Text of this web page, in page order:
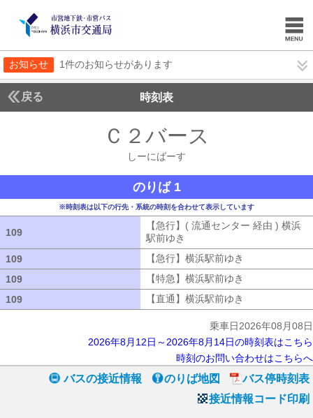
お知らせ 1件のお知らせがあります
戻る 時刻表
Ｃ２バース
しーにばーす
のりば 1
※時刻表は以下の行先・系統の時刻を合わせて表示しています
109
【急行】( 流通センター 経由 ) 横浜
駅前ゆき
109
【急行】横浜駅前ゆき
109
【特急】横浜駅前ゆき
109
【直通】横浜駅前ゆき
乗車日2026年08月08日
2026年8月12日～2026年8月14日の時刻表はこちら
時刻のお問い合わせはこちらへ
バスの接近情報 のりば地図
バス停時刻表
接近情報コード印刷